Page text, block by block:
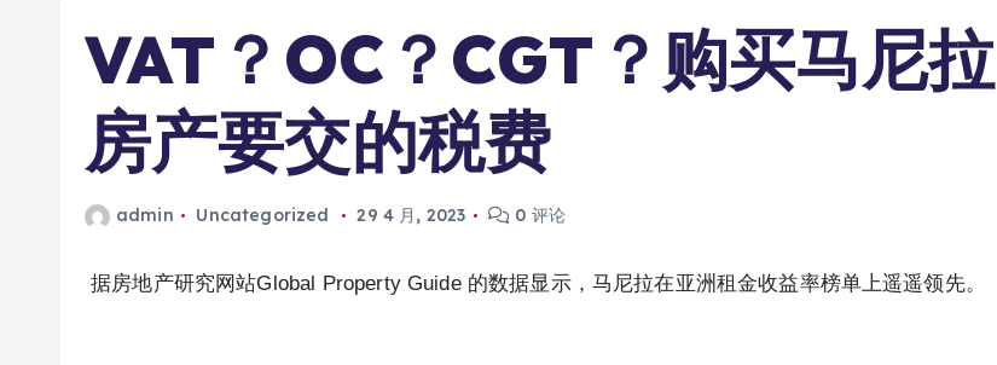
VAT？OC？CGT？购买马尼拉
房产要交的税费
admin Uncategorized 29 4 月, 2023 0 评论
据房地产研究网站Global Property Guide 的数据显示，马尼拉在亚洲租金收益率榜单上遥遥领先。